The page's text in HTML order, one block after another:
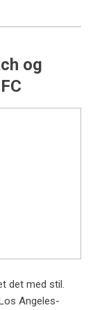
og
det med stil.
Angeles-